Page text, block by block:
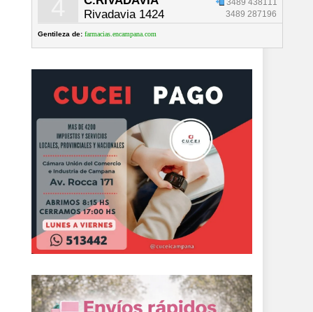
Rivadavia 1424
3489 287196
Gentileza de: farmacias.encampana.com